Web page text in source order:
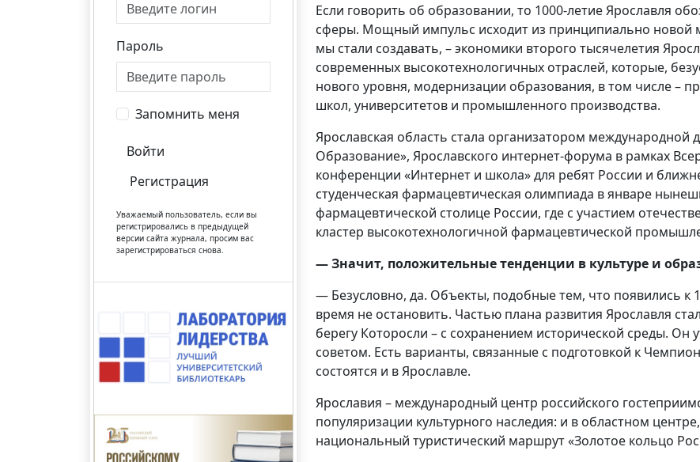
Пароль
Запомнить меня
Войти
Регистрация
Уважаемый пользователь, если вы
регистрировались в предыдущей
версии сайта журнала, просим вас
зарегистрироваться снова.
Если говорить об образовании, то 1000-летие Ярославля
сферы. Мощный импульс исходит из принципиально новой
мы стали создавать, – экономики второго тысячелетия
современных высокотехнологичных отраслей, которые,
нового уровня, модернизации образования, в том числе –
школ, университетов и промышленного производства.
Ярославская область стала организатором международной
Образование», Ярославского интернет-форума в рамках
конференции «Интернет и школа» для ребят России и
студенческая фармацевтическая олимпиада в январе
фармацевтической столице России, где с участием
кластер высокотехнологичной фармацевтической
— Значит, положительные тенденции в культуре и
— Безусловно, да. Объекты, подобные тем, что появились к
время не остановить. Частью плана развития Ярославля
берегу Которосли – с сохранением исторической среды.
советом. Есть варианты, связанные с подготовкой к
состоятся и в Ярославле.
Ярославия – международный центр российского
популяризации культурного наследия: и в областном
национальный туристический маршрут «Золотое кольцо